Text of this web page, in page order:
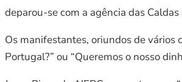
deparou-se com a agência das
Os manifestantes, oriundos de vários
Portugal?” ou “Queremos o nosso